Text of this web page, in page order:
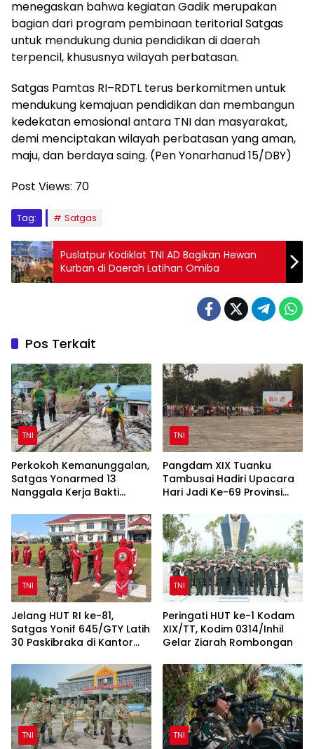
menegaskan bahwa kegiatan Gadik merupakan
bagian dari program pembinaan teritorial Satgas
untuk mendukung dunia pendidikan di daerah
terpencil, khususnya wilayah perbatasan.
Satgas Pamtas RI–RDTL terus berkomitmen untuk
mendukung kemajuan pendidikan dan membangun
kedekatan emosional antara TNI dan masyarakat,
demi menciptakan wilayah perbatasan yang aman,
maju, dan berdaya saing. (Pen Yonarhanud 15/DBY)
Post Views: 70
Tag: Satgas
Puslatpur Kodiklat TNI AD Bagikan Hewan
Kurban di Daerah Latihan Omiba
Pos Terkait
TNI
Perkokoh Kemanunggalan,
Satgas Yonarmed 13
Nanggala Kerja Bakti
di Kapuas Hulu
TNI
Pangdam XIX Tuanku
Tambusai Hadiri Upacara
Hari Jadi Ke-69 Provinsi
TNI
Jelang HUT RI ke-81,
Satgas Yonif 645/GTY Latih
30 Paskibraka di Kantor
TNI
Peringati HUT ke-1 Kodam
XIX/TT, Kodim 0314/Inhil
Gelar Ziarah Rombongan
TNI TNI